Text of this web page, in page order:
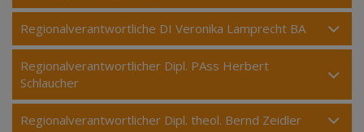
Regionalverantwortliche DI Veronika Lamprecht BA
Regionalverantwortlicher Dipl. PAss Herbert
Schlaucher
Regionalverantwortlicher Dipl. theol. Bernd Zeidler